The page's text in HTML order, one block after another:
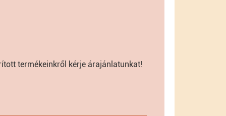
termékeinkről kérje árajánlatunkat!